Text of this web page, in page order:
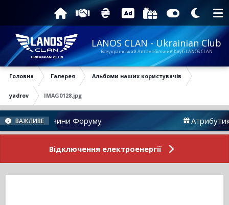
LANOS CLAN - Ukrainian Club
Всеукраїнський Автомобільний Клуб LANOS CLAN
Головна Галерея Альбоми наших користувачів
yadrov IMAG0128.jpg
ВАЖЛИВЕ
Новини Форуму Атрибутика
Відключення електроенергії